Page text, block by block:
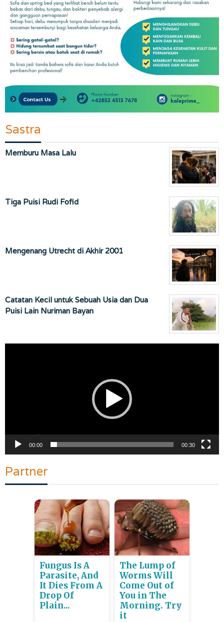
Sastra
Memburu Masa Lalu
Tiga Puisi Rudi Fofid
Mengenang Utrecht di Akhir 2001
Catatan Kecil untuk Sebuah Usia dan Dua
Puisi Lain Nuriman Bayan
00:00 00:30
Partner
Fungus Is A
Parasite, And
It Dies From A
Drop Of
Plain...
The Lump of
Worms Will
Come Out of
You in The
Morning. Try
it